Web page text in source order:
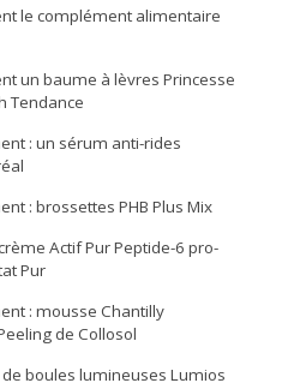
le complément alimentaire
un baume à lèvres Princesse
Tendance
: un sérum anti-rides
: brossettes PHB Plus Mix
Actif Pur Peptide-6 pro-
Pur
: mousse Chantilly
de Collosol
boules lumineuses Lumios